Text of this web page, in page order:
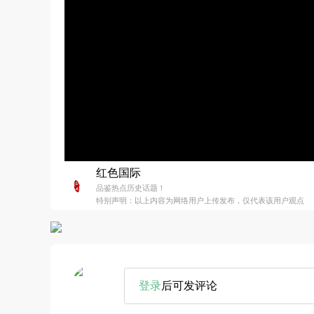
红色国际
品鉴热点历史话题！
特别声明：以上内容为网络用户上传发布，仅代表该用户观点
登录后可发评论